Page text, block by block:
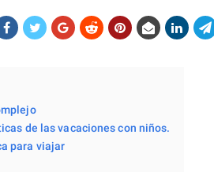
de las vacaciones con niños.
para viajar